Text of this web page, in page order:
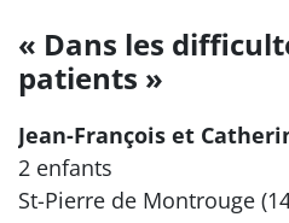
« Dans les
patients »
Jean-François et
2 enfants
St-Pierre de Montrouge